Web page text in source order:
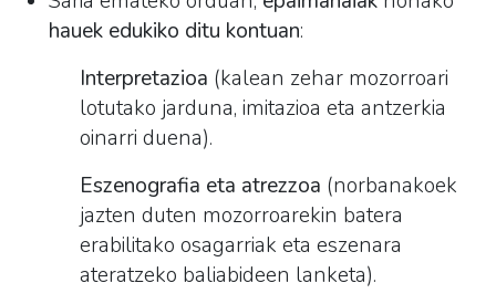
hauek edukiko ditu kontuan:
Interpretazioa (kalean zehar mozorroari
lotutako jarduna, imitazioa eta antzerkia
oinarri duena).
Eszenografia eta atrezzoa (norbanakoek
jazten duten mozorroarekin batera
erabilitako osagarriak eta eszenara
ateratzeko baliabideen lanketa).